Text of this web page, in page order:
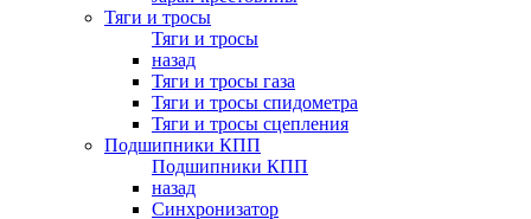
Тяги и тросы
Тяги и тросы
назад
Тяги и тросы газа
Тяги и тросы спидометра
Тяги и тросы сцепления
Подшипники КПП
Подшипники КПП
назад
Синхронизатор